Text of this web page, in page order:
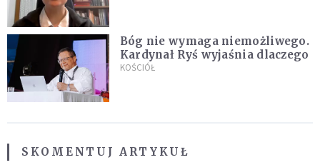
Bóg nie wymaga niemożliwego.
Kardynał Ryś wyjaśnia dlaczego
KOŚCIÓŁ
SKOMENTUJ ARTYKUŁ